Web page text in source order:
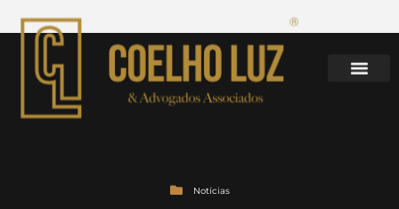
Notícias